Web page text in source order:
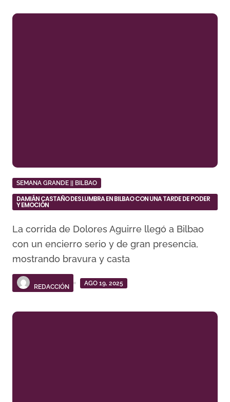
SEMANA GRANDE || BILBAO
DAMIÁN CASTAÑO DESLUMBRA EN BILBAO CON UNA TARDE DE PODER
Y EMOCIÓN
La corrida de Dolores Aguirre llegó a Bilbao
con un encierro serio y de gran presencia,
mostrando bravura y casta
REDACCIÓN
AGO 19, 2025